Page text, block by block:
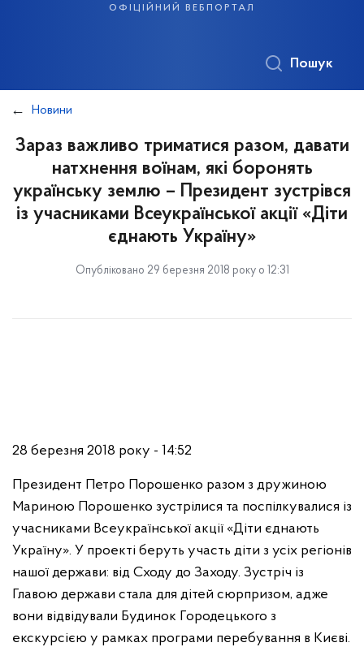
офіційний вебпортал
Пошук
Новини
Зараз важливо триматися разом, давати
натхнення воїнам, які боронять
українську землю – Президент зустрівся
із учасниками Всеукраїнської акції «Діти
єднають Україну»
Опубліковано 29 березня 2018 року о 12:31
28 березня 2018 року - 14:52
Президент Петро Порошенко разом з дружиною
Мариною Порошенко зустрілися та поспілкувалися із
учасниками Всеукраїнської акції «Діти єднають
Україну». У проекті беруть участь діти з усіх регіонів
нашої держави: від Сходу до Заходу. Зустріч із
Главою держави стала для дітей сюрпризом, адже
вони відвідували Будинок Городецького з
екскурсією у рамках програми перебування в Києві.